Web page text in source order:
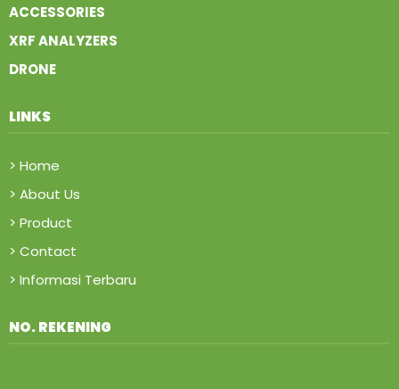
ACCESSORIES
XRF ANALYZERS
DRONE
LINKS
> Home
> About Us
> Product
> Contact
> Informasi Terbaru
NO. REKENING